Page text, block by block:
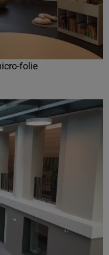
folie